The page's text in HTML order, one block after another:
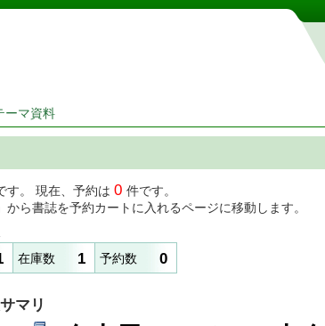
館 蔵書検索・予約システム
ーマ資料
す。 現在、予約は 0 件です。
から書誌を予約カートに入れるページに移動します。
在庫数 1 予約数 0
マリ